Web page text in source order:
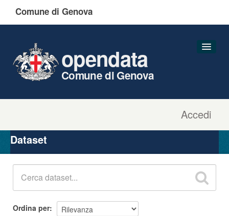
Comune di Genova
Accedi
opendata
Comune di Genova
Organizzazioni
Gruppi
Dataset
Ordina per